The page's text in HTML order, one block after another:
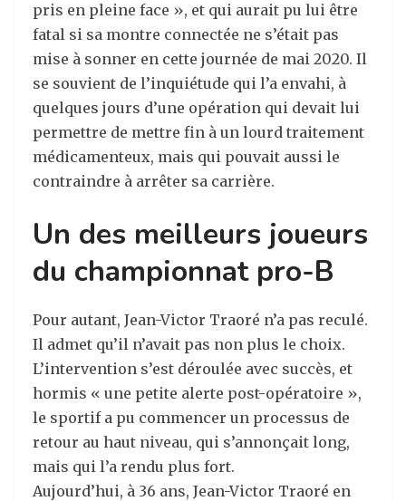
pris en pleine face », et qui aurait pu lui être
fatal si sa montre connectée ne s’était pas
mise à sonner en cette journée de mai 2020. Il
se souvient de l’inquiétude qui l’a envahi, à
quelques jours d’une opération qui devait lui
permettre de mettre fin à un lourd traitement
médicamenteux, mais qui pouvait aussi le
contraindre à arrêter sa carrière.
Un des meilleurs joueurs
du championnat pro-B
Pour autant, Jean-Victor Traoré n’a pas reculé.
Il admet qu’il n’avait pas non plus le choix.
L’intervention s’est déroulée avec succès, et
hormis « une petite alerte post-opératoire »,
le sportif a pu commencer un processus de
retour au haut niveau, qui s’annonçait long,
mais qui l’a rendu plus fort.
Aujourd’hui, à 36 ans, Jean-Victor Traoré en